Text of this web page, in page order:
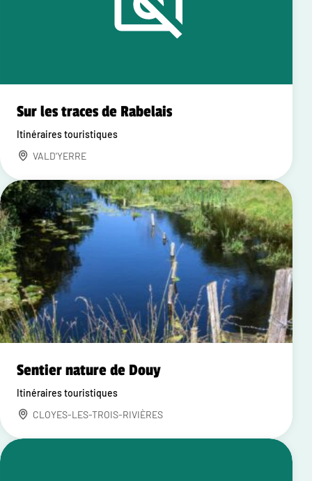
Sur les traces de Rabelais
Itinéraires touristiques
VALD'YERRE
Sentier nature de Douy
Itinéraires touristiques
CLOYES-LES-TROIS-RIVIÈRES